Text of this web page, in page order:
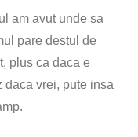
am avut unde sa
pare destul de
plus ca daca e
daca vrei, pute insa